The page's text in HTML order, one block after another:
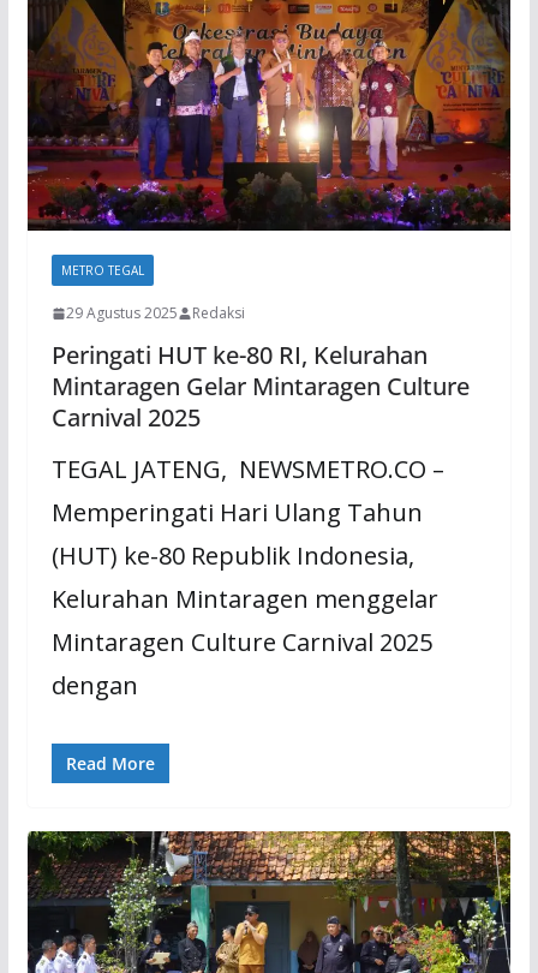
METRO TEGAL
29 Agustus 2025 Redaksi
Peringati HUT ke-80 RI, Kelurahan
Mintaragen Gelar Mintaragen Culture
Carnival 2025
TEGAL JATENG, NEWSMETRO.CO –
Memperingati Hari Ulang Tahun
(HUT) ke-80 Republik Indonesia,
Kelurahan Mintaragen menggelar
Mintaragen Culture Carnival 2025
dengan
Read More